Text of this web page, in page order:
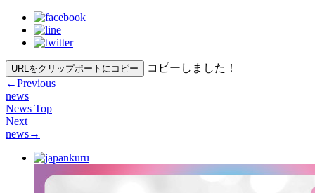
URLをクリップポートにコピー
コピーしました！
←Previous
news
News Top
Next
news→